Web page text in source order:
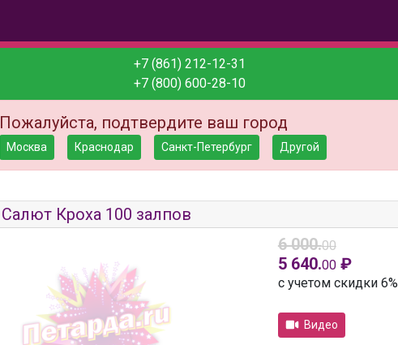
+7 (861) 212-12-31
+7 (800) 600-28-10
Пожалуйста, подтвердите ваш город
Москва Краснодар Санкт-Петербург Другой
Салют Кроха 100 залпов
6 000.00
5 640.00₽
с учетом скидки 6%
Видео